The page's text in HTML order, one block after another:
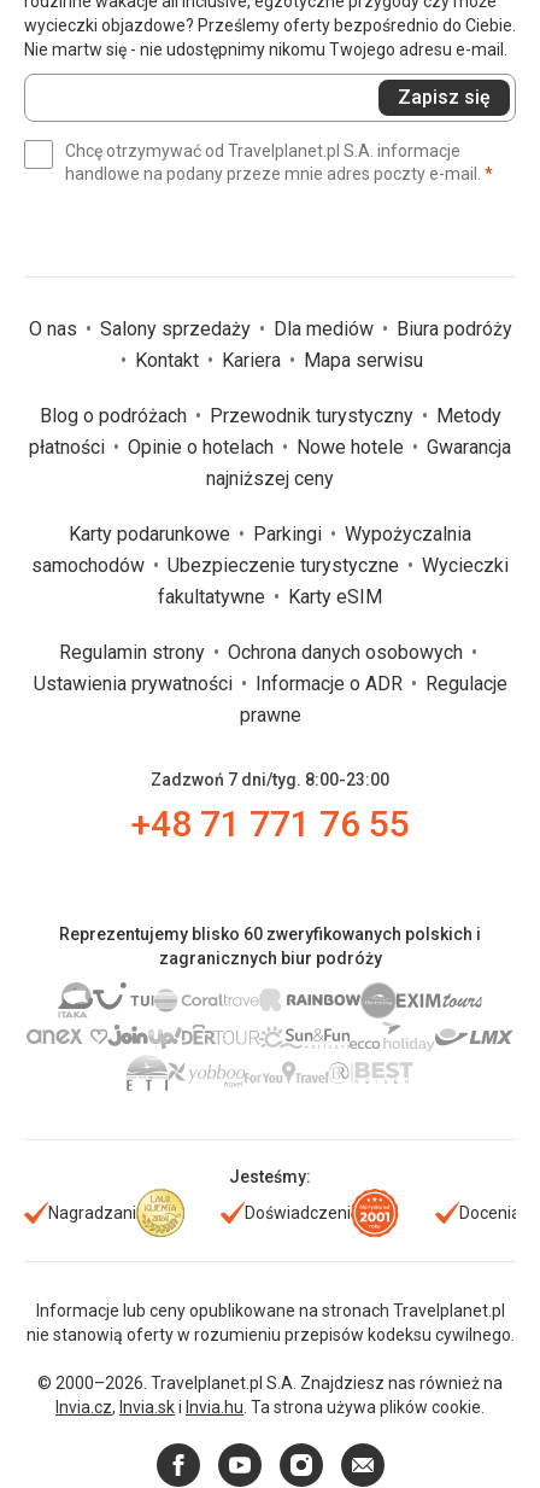
wycieczki objazdowe? Prześlemy oferty bezpośrednio do Ciebie.
Nie martw się - nie udostępnimy nikomu Twojego adresu e-mail.
Wprowadź
swój
(wymagane)
Zapisz się
Chcę otrzymywać od Travelplanet.pl S.A. informacje
handlowe na podany przeze mnie adres poczty e-mail. *
O nas Salony sprzedaży Dla mediów
Biura podróży
Kontakt
Kariera Mapa serwisu
Blog o podróżach Przewodnik turystyczny
Metody
płatności
Opinie o hotelach Nowe hotele
Gwarancja
najniższej ceny
Karty podarunkowe Parkingi
Wypożyczalnia
samochodów
Ubezpieczenie turystyczne
Wycieczki
fakultatywne
Karty eSIM
Regulamin strony
Ochrona danych osobowych
Ustawienia prywatności
Informacje o ADR
Regulacje
prawne
Zadzwoń 7 dni/tyg. 8:00-23:00
+48 71 771 76 55
Reprezentujemy blisko 60 zweryfikowanych polskich i
zagranicznych biur podróży
Jesteśmy:
Nagradzani
Doświadczeni Doceniani
Informacje lub ceny opublikowane na stronach Travelplanet.pl
nie stanowią oferty w rozumieniu przepisów kodeksu cywilnego.
© 2000–2026. Travelplanet.pl S.A. Znajdziesz nas również na
Invia.cz, Invia.ski Invia.hu . Ta strona używa plików cookie.
FacebookYouTubeInstagram
E-